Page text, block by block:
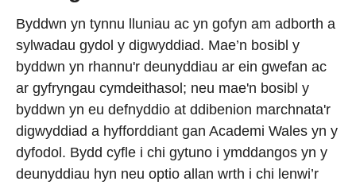
Byddwn yn tynnu lluniau ac yn gofyn am adborth a
sylwadau gydol y digwyddiad. Mae’n bosibl y
byddwn yn rhannu'r deunyddiau ar ein gwefan ac
ar gyfryngau cymdeithasol; neu mae'n bosibl y
byddwn yn eu defnyddio at ddibenion marchnata'r
digwyddiad a hyfforddiant gan Academi Wales yn y
dyfodol. Bydd cyfle i chi gytuno i ymddangos yn y
deunyddiau hyn neu optio allan wrth i chi lenwi’r